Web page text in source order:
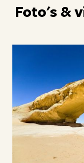
Foto's &